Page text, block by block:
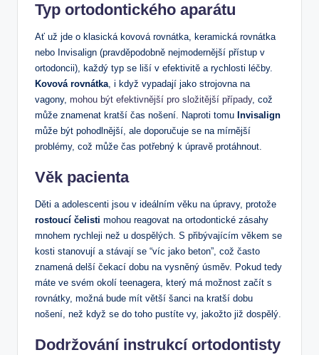
Typ ortodontického aparátu
Ať už jde o klasická kovová rovnátka, keramická rovnátka
nebo Invisalign (pravděpodobně nejmodernější přístup v
ortodoncii), každý typ se liší v efektivitě a rychlosti léčby.
Kovová rovnátka, i když vypadají jako strojovna na
vagony, mohou být efektivnější pro složitější případy, což
může znamenat kratší čas nošení. Naproti tomu Invisalign
může být pohodlnější, ale doporučuje se na mírnější
problémy, což může čas potřebný k úpravě protáhnout.
Věk pacienta
Děti a adolescenti jsou v ideálním věku na úpravy, protože
rostoucí čelisti mohou reagovat na ortodontické zásahy
mnohem rychleji než u dospělých. S přibývajícím věkem se
kosti stanovují a stávají se “víc jako beton”, což často
znamená delší čekací dobu na vysněný úsměv. Pokud tedy
máte ve svém okolí teenagera, který má možnost začít s
rovnátky, možná bude mít větší šanci na kratší dobu
nošení, než když se do toho pustíte vy, jakožto již dospělý.
Dodržování instrukcí ortodontisty